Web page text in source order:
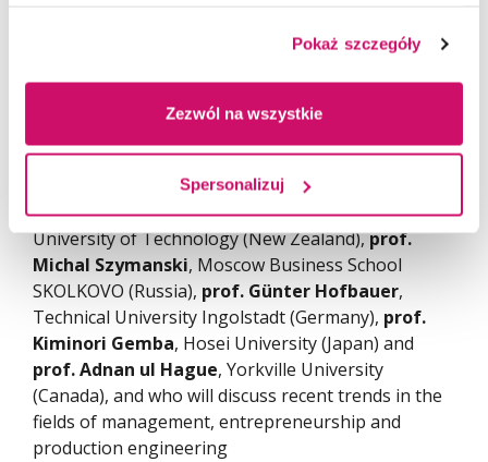
Pokaż szczegóły
Zezwól na wszystkie
Spersonalizuj
The aim of the conference is to achieve academic
excellence in a regional context and to establish
ideas among researchers and business managers.
We are pleased to announce well reputable
keynote speakers –prof. Anca Yallop, Auckland
University of Technology (New Zealand),prof.
Michal Szymanski, Moscow Business School
SKOLKOVO (Russia), prof. Günter Hofbauer,
Technical University Ingolstadt (Germany), prof.
Kiminori Gemba, Hosei University (Japan) and
prof. Adnan ul Hague, Yorkville University
(Canada), and who will discuss recent trends in the
fields of management, entrepreneurship and
production engineering